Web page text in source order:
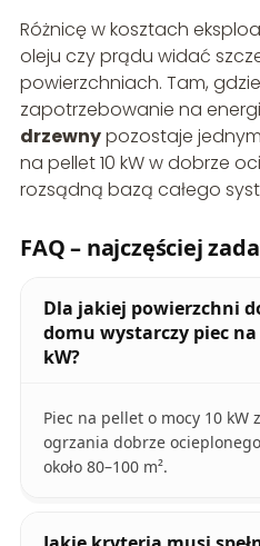
Różnicę w kosztach
oleju czy prądu widać
powierzchniach. Tam,
zapotrzebowanie na
drzewnypozostaje
na pellet 10 kW w dobrze
rozsądną bazą całego
FAQ – najczęściej
Dla jakiej powierzchni
domu wystarczy piec
kW?
Piec na pellet o mocy 10 kW
ogrzania dobrze
około 80–100 m².